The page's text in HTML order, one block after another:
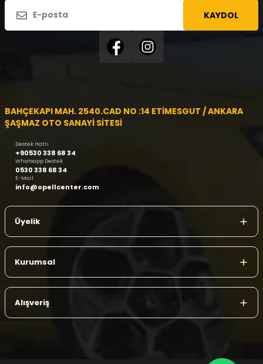
KAYDOL
BAHÇEKAPI MAH. 2540.CAD NO :14 ETİMESGUT / ANKARA
ŞAŞMAZ OTO SANAYİ SİTESİ
Destek Hattı
+90530 338 68 34
Whatsapp Destek
0530 338 68 34
E-Mail
info@opellcenter.com
Üyelik
Kurumsal
Alışveriş